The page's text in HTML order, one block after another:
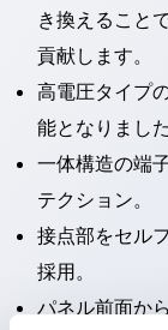
き換えること
貢献します。
高電圧タイプ
能となりまし
一体構造の端
テクション。
接点部をセル
採用。
パネル前面か